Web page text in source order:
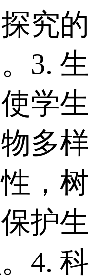
究的
3. 生
学生
多样
，树
护生
4. 科